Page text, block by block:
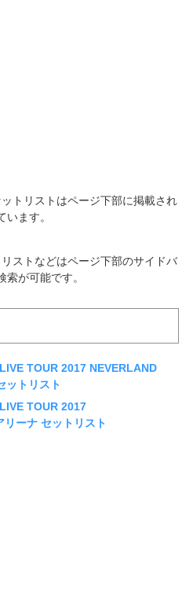
トリストはページ下部に掲載され
います。
ストなどはページ下部のサイドバ
索が可能です。
TOUR 2017 NEVERLAND
ットリスト
TOUR 2017
ーナ セットリスト